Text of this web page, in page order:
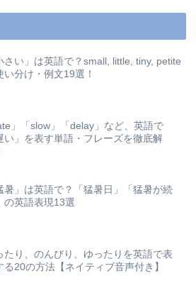
さい」は英語で？small, little, tiny, petite
い分け・例文19選！
」「slow」「delay」など、英語で
い」を表す単語・フレーズを徹底解
暑」は英語で？「猛暑日」「猛暑が続
の英語表現13選
たり、のんびり、ゆったりを英語で表
る20の方法【ネイティブ音声付き】